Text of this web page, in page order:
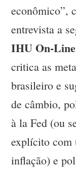
econômico”,
entrevista a
IHU On-Line
critica as
brasileiro e
de câmbio,
à la Fed (ou
explícito com
inflação) e